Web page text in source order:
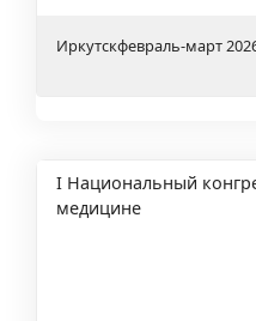
Иркутскфевраль-март
I Национальный
медицине